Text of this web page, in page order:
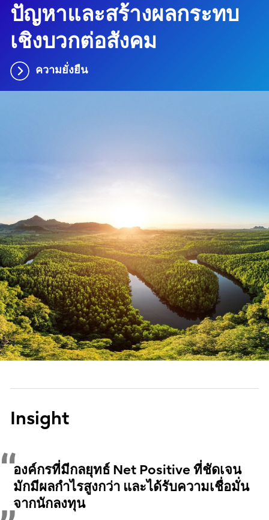
ปัญหาและสร้างผลกระทบ
เชิงบวกต่อสังคม
ความยั่งยืน
Insight
องค์กรที่มีกลยุทธ์ Net Positive ที่ชัดเจน
มักมีผลกำไรสูงกว่า และได้รับความเชื่อมั่น
จากนักลงทุน